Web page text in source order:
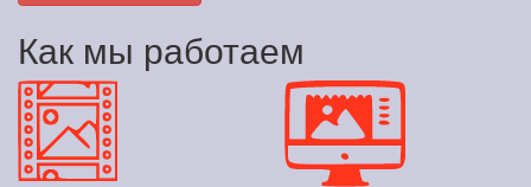
Как мы работаем